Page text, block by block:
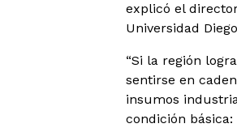
explicó el
Universidad
“Si la región
sentirse en
insumos
condición